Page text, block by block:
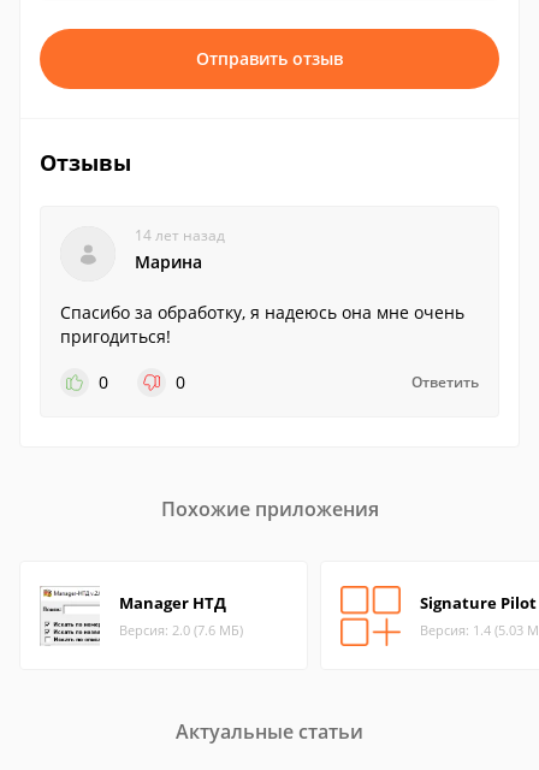
Отправить отзыв
Отзывы
14 лет назад
Марина
Спасибо за обработку, я надеюсь она мне очень
пригодиться!
0
0 Ответить
Похожие приложения
Manager НТД
Версия: 2.0 (7.6 МБ)
Signature Pilot
Версия: 1.4 (5.03
Актуальные статьи